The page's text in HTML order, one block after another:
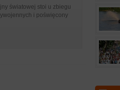
światowej stoi u zbiegu
i poświęcony